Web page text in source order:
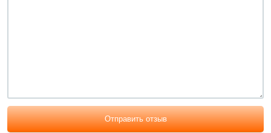
Отправить отзыв